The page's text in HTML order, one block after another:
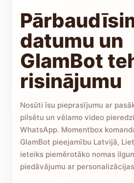
datumu un
GlamBot
risinājumu
Nosūti īsu pieprasījumu ar
pilsētu un vēlamo video
WhatsApp. Momentbox
GlamBot pieejamību Latvijā,
ieteiks piemērotāko nomas
piedāvājumu ar